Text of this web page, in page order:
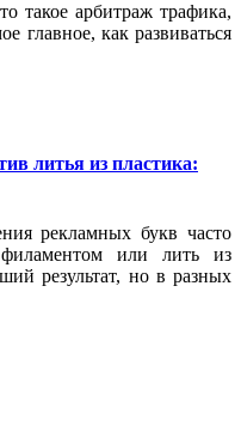
такое арбитраж трафика,
главное, как развиваться
литья из пластика:
рекламных букв часто
или лить из
результат, но в разных